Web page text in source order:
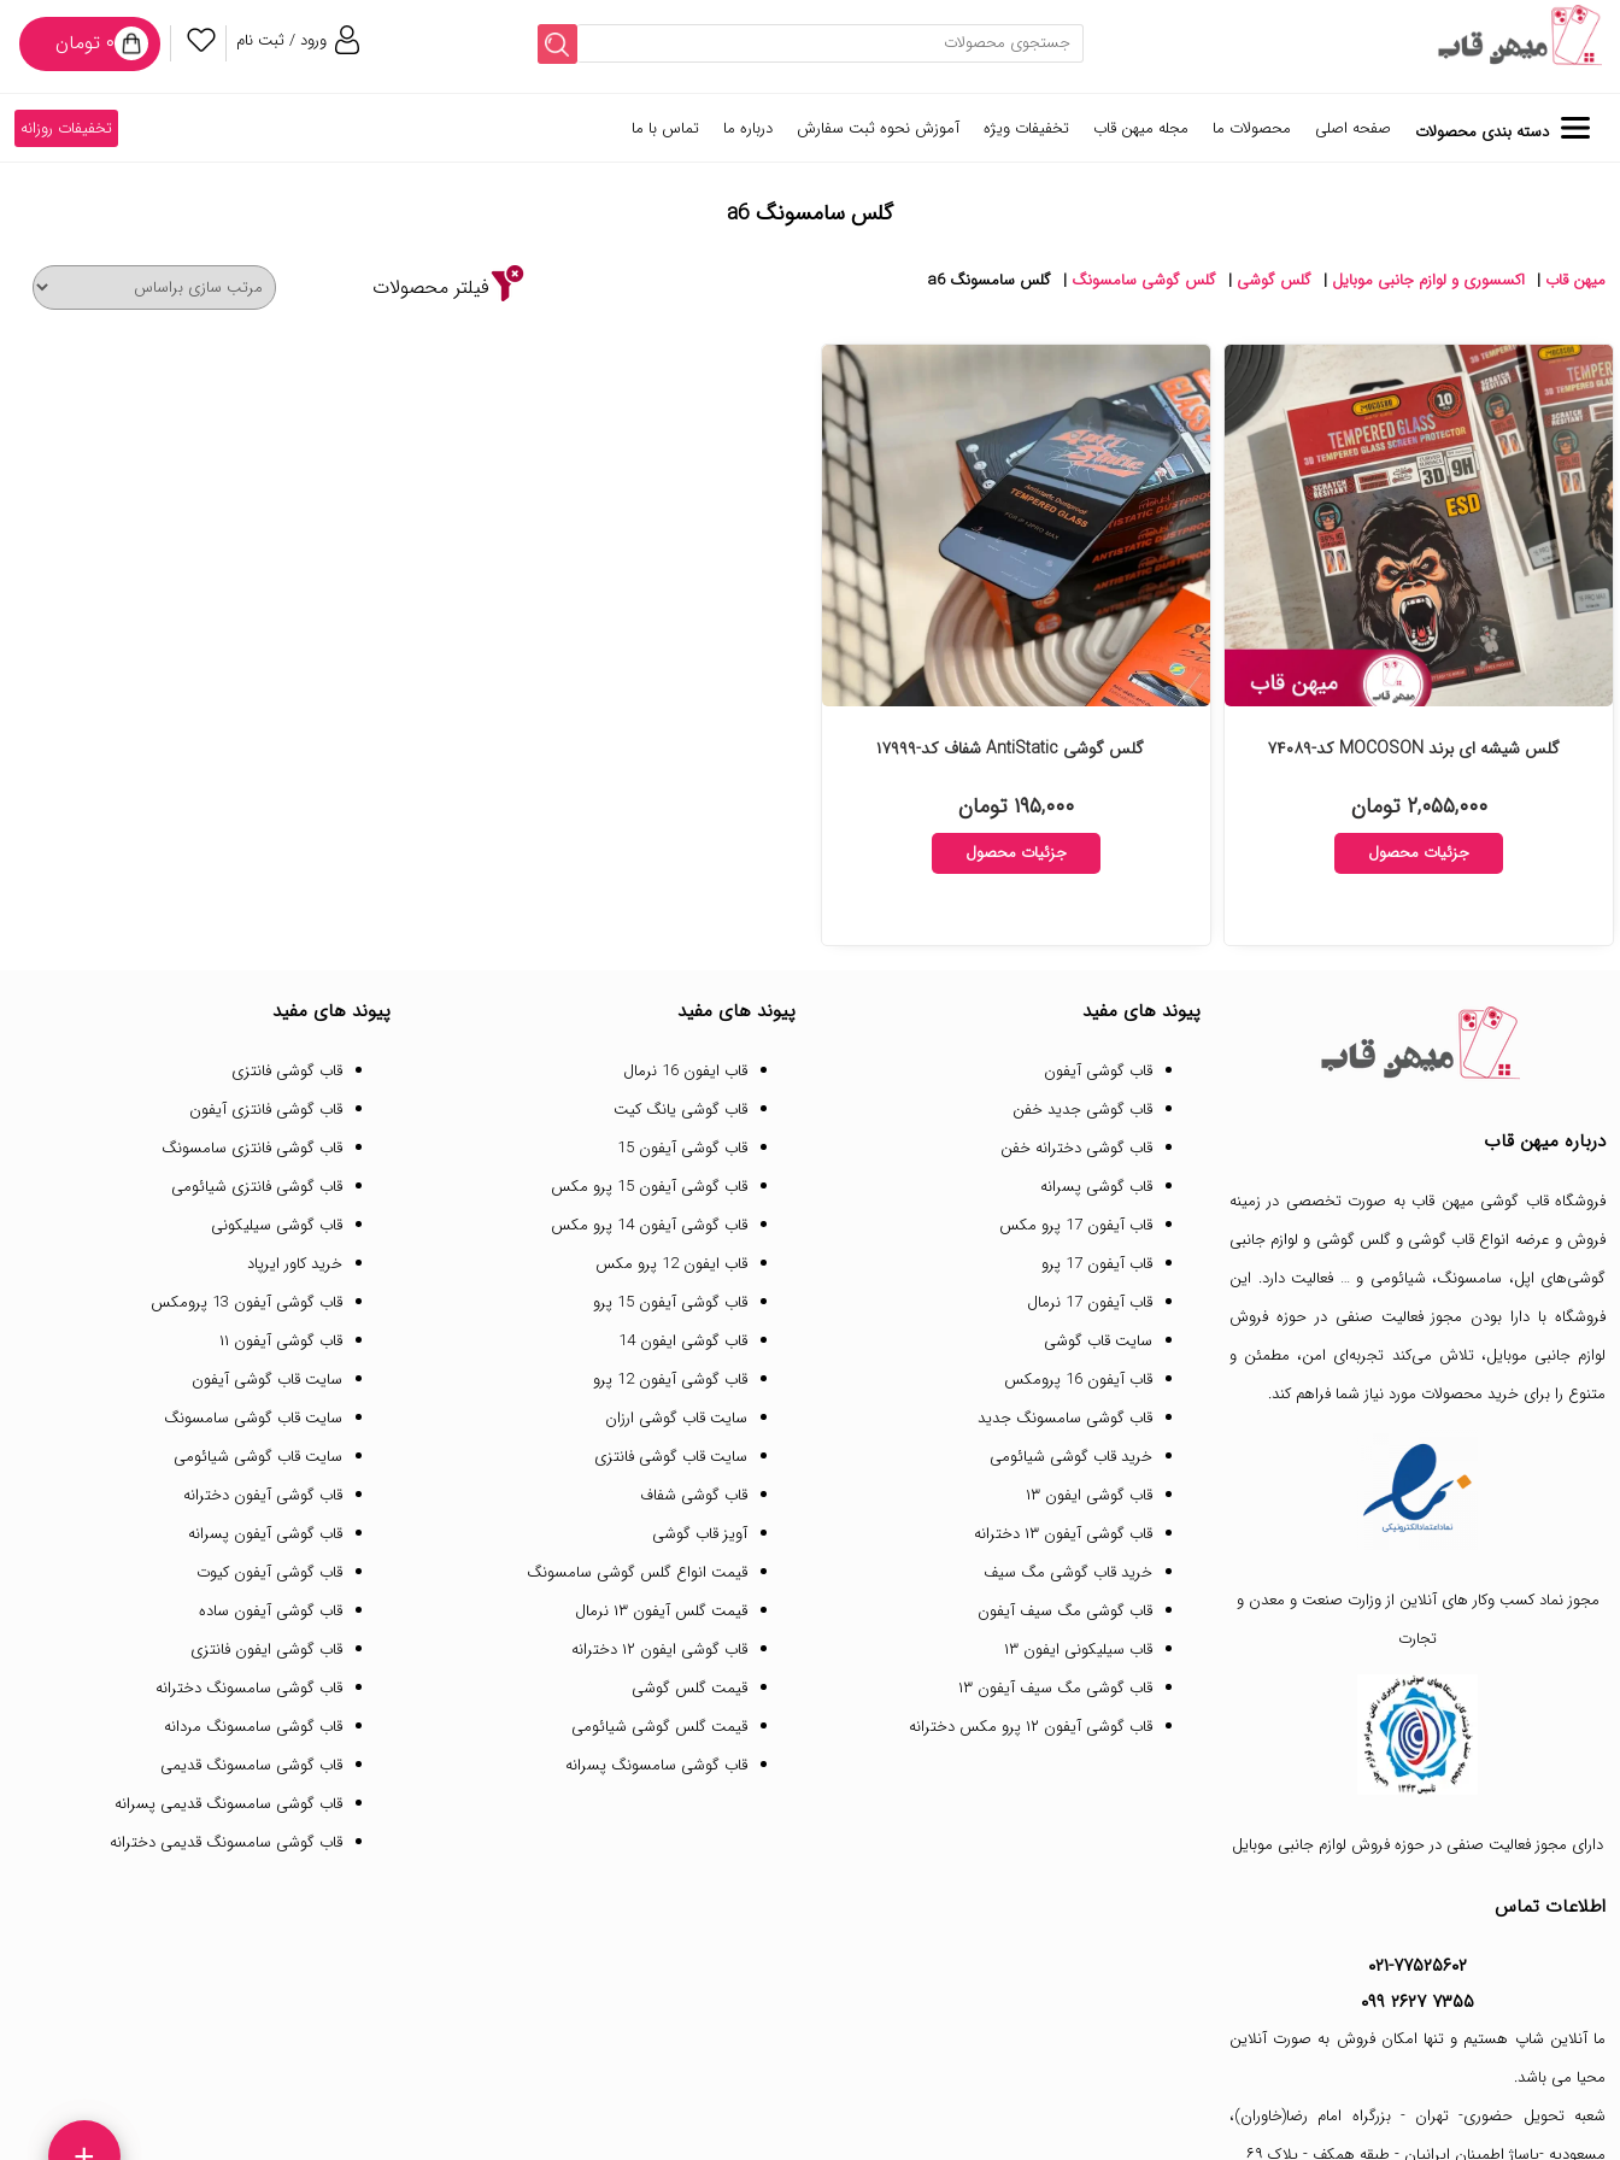
ورود / ثبت نام ۰ تومان
دسته بندی محصولات صفحه اصلی محصولات ما مجله میهن قاب تخفیفات ویژه آموزش نحوه ثبت سفارش درباره ما تماس با ما تخفیفات روزانه
گلس سامسونگ a6
میهن قاب | اکسسوری و لوازم جانبی موبایل | گلس گوشی | گلس گوشی سامسونگ | گلس سامسونگ a6 فیلتر محصولات
گلس شیشه ای برند MOCOSON کد-۷۴۰۸۹
۲,۰۵۵,۰۰۰ تومان
جزئیات محصول
گلس گوشی AntiStatic شفاف کد-۱۷۹۹۹
۱۹۵,۰۰۰ تومان
جزئیات محصول
درباره میهن قاب
فروشگاه قاب گوشی میهن قاب به صورت تخصصی در زمینه
فروش و عرضه انواع قاب گوشی وگلس گوشی و لوازم جانبی
گوشی‌های اپل، سامسونگ، شیائومی و … فعالیت دارد. این
فروشگاه با دارا بودن مجوز فعالیت صنفی در حوزه فروش
لوازم جانبی موبایل، تلاش می‌کند تجربه‌ای امن، مطمئن و
متنوع را برای خرید محصولات مورد نیاز شما فراهم کند.
مجوز نماد کسب وکار های آنلاین از وزارت صنعت و معدن و
تجارت
دارای مجوز فعالیت صنفی در حوزه فروش لوازم جانبی موبایل
اطلاعات تماس
۰۲۱-۷۷۵۲۵۶۰۲
۰۹۹ ۲۶۲۷ ۷۳۵۵
ما آنلاین شاپ هستیم و تنها امکان فروش به صورت آنلاین
محیا می باشد.
شعبه تحویل حضوری- تهران - بزرگراه امام رضا(خاوران)،
مسعودیه -پاساژ اطمینان ایرانیان - طبقه همکف - پلاک ۶۹
پیوند های مفید
قاب گوشی آیفون
قاب گوشی جدید خفن
قاب گوشی دخترانه خفن
قاب گوشی پسرانه
قاب آیفون 17 پرو مکس
قاب آیفون 17 پرو
قاب آیفون 17 نرمال
سایت قاب گوشی
قاب آیفون 16 پرومکس
قاب گوشی سامسونگ جدید
خرید قاب گوشی شیائومی
قاب گوشی ایفون ۱۳
قاب گوشی آیفون ۱۳ دخترانه
خرید قاب گوشی مگ سیف
قاب گوشی مگ سیف آیفون
قاب سیلیکونی ایفون ۱۳
قاب گوشی مگ سیف آیفون ۱۳
قاب گوشی آیفون ۱۲ پرو مکس دخترانه
پیوند های مفید
قاب ایفون 16 نرمال
قاب گوشی یانگ کیت
قاب گوشی آیفون 15
قاب گوشی آیفون 15 پرو مکس
قاب گوشی آیفون 14 پرو مکس
قاب ایفون 12 پرو مکس
قاب گوشی آیفون 15 پرو
قاب گوشی ایفون 14
قاب گوشی آیفون 12 پرو
سایت قاب گوشی ارزان
سایت قاب گوشی فانتزی
قاب گوشی شفاف
آویز قاب گوشی
قیمت انواع گلس گوشی سامسونگ
قیمت گلس آیفون ۱۳ نرمال
قاب گوشی ایفون ۱۲ دخترانه
قیمت گلس گوشی
قیمت گلس گوشی شیائومی
قاب گوشی سامسونگ پسرانه
پیوند های مفید
قاب گوشی فانتزی
قاب گوشی فانتزی آیفون
قاب گوشی فانتزی سامسونگ
قاب گوشی فانتزی شیائومی
قاب گوشی سیلیکونی
خرید کاور ایرپاد
قاب گوشی آیفون 13 پرومکس
قاب گوشی آیفون ۱۱
سایت قاب گوشی آیفون
سایت قاب گوشی سامسونگ
سایت قاب گوشی شیائومی
قاب گوشی آیفون دخترانه
قاب گوشی آیفون پسرانه
قاب گوشی آیفون کیوت
قاب گوشی آیفون ساده
قاب گوشی ایفون فانتزی
قاب گوشی سامسونگ دخترانه
قاب گوشی سامسونگ مردانه
قاب گوشی سامسونگ قدیمی
قاب گوشی سامسونگ قدیمی پسرانه
قاب گوشی سامسونگ قدیمی دخترانه